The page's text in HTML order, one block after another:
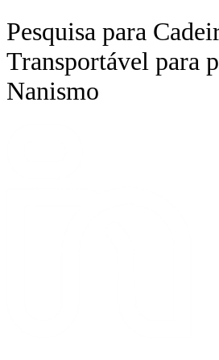
Ir
para
o
conteúdo
Pesquisa para
Transportável para
Nanismo